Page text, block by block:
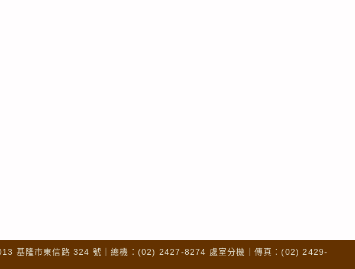
基隆市東信路 324 號｜總機：(02) 2427-8274 處室分機｜傳真：(02) 2429-